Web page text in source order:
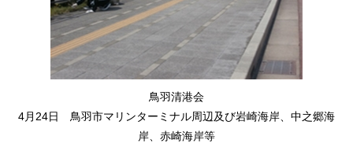
鳥羽清港会
4月24日 鳥羽市マリンターミナル周辺及び岩崎海岸、中之郷海
岸、赤崎海岸等